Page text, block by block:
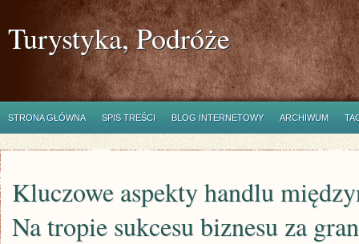
Turystyka, Podróże
STRONA GŁÓWNA SPIS TREŚCI BLOG INTERNETOWY ARCHIWUM
Kluczowe aspekty handlu
Na tropie sukcesu biznesu za